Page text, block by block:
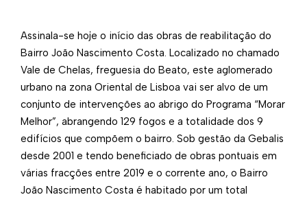
​​Assinala-se hoje o início das obras de reabilitação do
Bairro João Nascimento Costa. Localizado no chamado
Vale de Chelas, freguesia do Beato, este aglomerado
urbano na zona Oriental de Lisboa vai ser alvo de um
conjunto de intervenções ao abrigo do Programa “Morar
Melhor”, abrangendo 129 fogos e a totalidade dos 9
edifícios que compõem o bairro. Sob gestão da Gebalis
desde 2001 e tendo beneficiado de obras pontuais em
várias fracções entre 2019 e o corrente ano, o Bairro
João Nascimento Costa é habitado por um total